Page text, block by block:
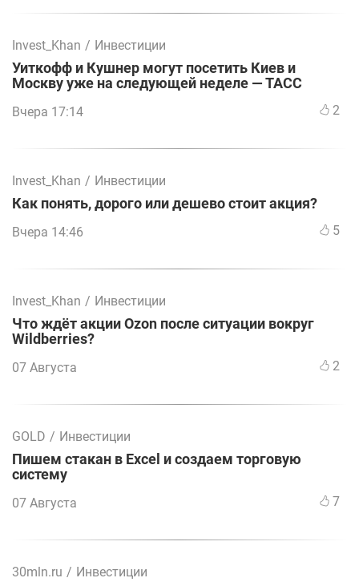
Invest_Khan / Инвестиции
Уиткофф и Кушнер могут посетить Киев и
Москву уже на следующей неделе — ТАСС
Вчера 17:14 2
Invest_Khan / Инвестиции
Как понять, дорого или дешево стоит акция?
Вчера 14:46 5
Invest_Khan / Инвестиции
Что ждёт акции Ozon после ситуации вокруг
Wildberries?
07 Августа 2
GOLD / Инвестиции
Пишем стакан в Excel и создаем торговую
систему
07 Августа 7
30mln.ru / Инвестиции